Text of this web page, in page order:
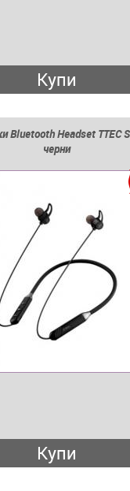
Купи
Bluetooth Headset TTEC
черни
Купи